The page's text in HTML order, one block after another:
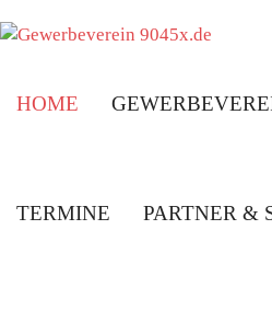
to
HOME
TERMINE PARTNER &